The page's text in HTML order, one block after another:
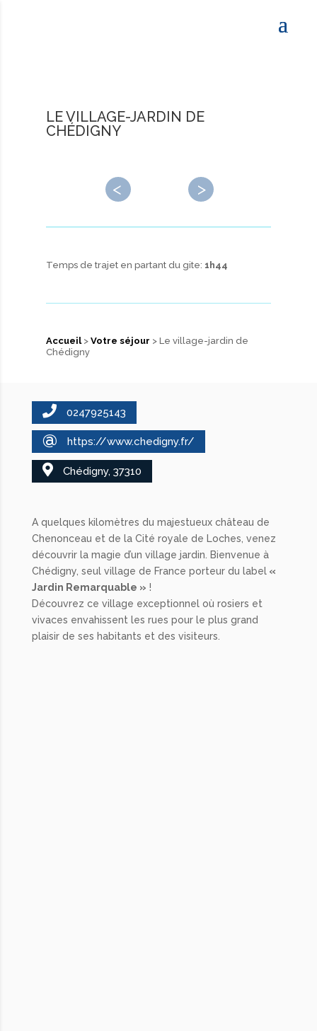
LE VILLAGE-JARDIN DE
CHÉDIGNY
← →
Temps de trajet en partant du gite: 1h44
Accueil> Votre séjour > Le village-jardin de
Chédigny
0247925143
@ https://www.chedigny.fr/
Chédigny, 37310
A quelques kilomètres du majestueux château de
Chenonceau et de la Cité royale de Loches, venez
découvrir la magie d’un village jardin. Bienvenue à
Chédigny, seul village de France porteur du label«
Jardin Remarquable » !
Découvrez ce village exceptionnel où rosiers et
vivaces envahissent les rues pour le plus grand
plaisir de ses habitants et des visiteurs.